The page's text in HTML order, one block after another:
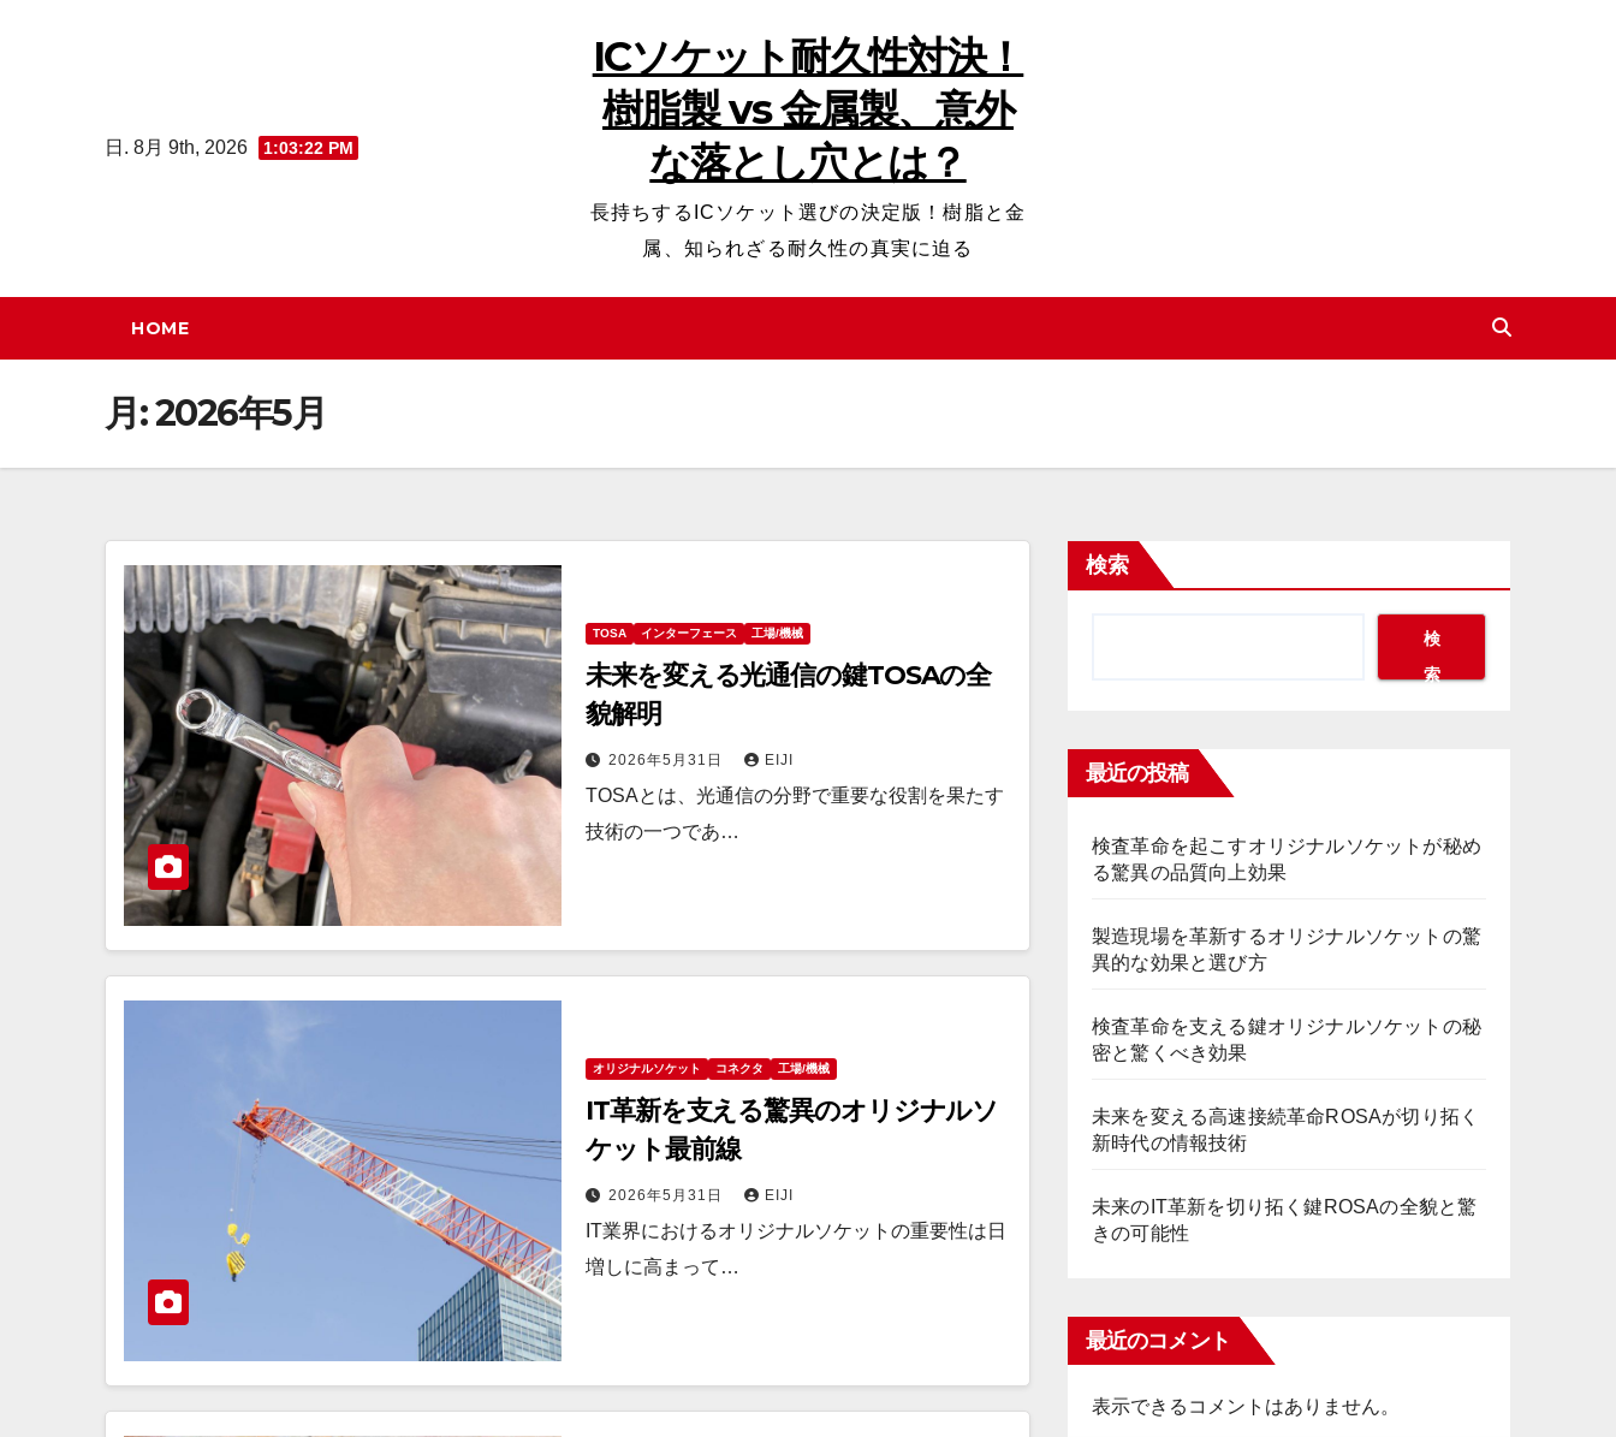
日. 8月 9th, 2026 1:03:22 PM
ICソケット耐久性対決！
樹脂製 vs 金属製、意外
な落とし穴とは？
長持ちするICソケット選びの決定版！樹脂と金
属、知られざる耐久性の真実に迫る
HOME
月:2026年5月
TOSA インターフェース 工場/機械
未来を変える光通信の鍵TOSAの全
貌解明
2026年5月31日 EIJI
TOSAとは、光通信の分野で重要な役割を果たす
技術の一つであ…
オリジナルソケット コネクタ 工場/機械
IT革新を支える驚異のオリジナルソ
ケット最前線
2026年5月31日 EIJI
IT業界におけるオリジナルソケットの重要性は日
増しに高まって…
検索
検
索
最近の投稿
検査革命を起こすオリジナルソケットが秘め
る驚異の品質向上効果
製造現場を革新するオリジナルソケットの驚
異的な効果と選び方
検査革命を支える鍵オリジナルソケットの秘
密と驚くべき効果
未来を変える高速接続革命ROSAが切り拓く
新時代の情報技術
未来のIT革新を切り拓く鍵ROSAの全貌と驚
きの可能性
最近のコメント
表示できるコメントはありません。